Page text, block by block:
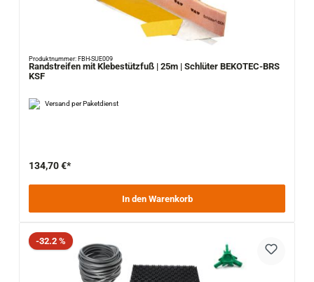
Produktnummer: FBH-SUE009
Randstreifen mit Klebestützfuß | 25m | Schlüter BEKOTEC-BRS
KSF
Versand per Paketdienst
134,70 €*
In den Warenkorb
Rabatt
-32.2 %